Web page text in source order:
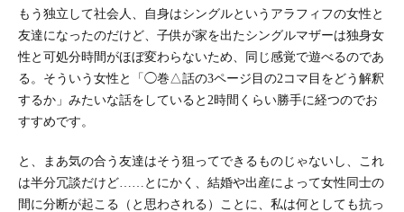
もう独立して社会人、自身はシングルというアラフィフの女性と
友達になったのだけど、子供が家を出たシングルマザーは独身女
性と可処分時間がほぼ変わらないため、同じ感覚で遊べるのであ
る。そういう女性と「◯巻△話の3ページ目の2コマ目をどう解釈
するか」みたいな話をしていると2時間くらい勝手に経つのでお
すすめです。
と、まあ気の合う友達はそう狙ってできるものじゃないし、これ
は半分冗談だけど……とにかく、結婚や出産によって女性同士の
間に分断が起こる（と思わされる）ことに、私は何としても抗っ